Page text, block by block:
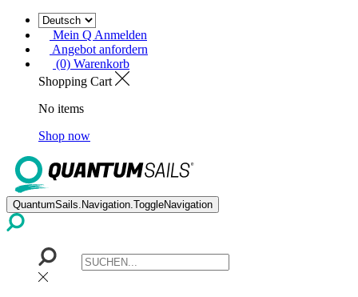
Mein Q Anmelden
Angebot anfordern
(0) Warenkorb
Shopping Cart
No items
Shop now
QuantumSails.Navigation.ToggleNavigation